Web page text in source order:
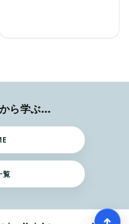
発表会で輝く！基礎から学ぶバレエ術
覧